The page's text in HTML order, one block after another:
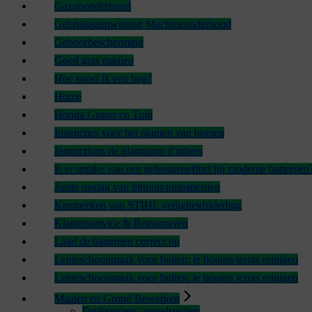
Gazononderhoud
Gebruiksaanwijzing Machineonderhoud
Gehoorbescherming
Goed gras maaien
Hoe snoei ik een heg?
Home
Honda Gazon en Tuin
Instructies voor het planten van bomen
Instructions de plantation d’arbres
Is er sprake van een geheugeneffect bij moderne
Juiste opslag van lithium-ionbatterijen
Kenmerken van STIHL veiligheidskleding
Klantenservice & Retourneren
Laad de batterijen correct op
Lenteschoonmaak voor buiten: je houten terras reinigen
Lenteschoonmaak voor buiten: je houten terras reinigen
Maaien en Grond Bewerken